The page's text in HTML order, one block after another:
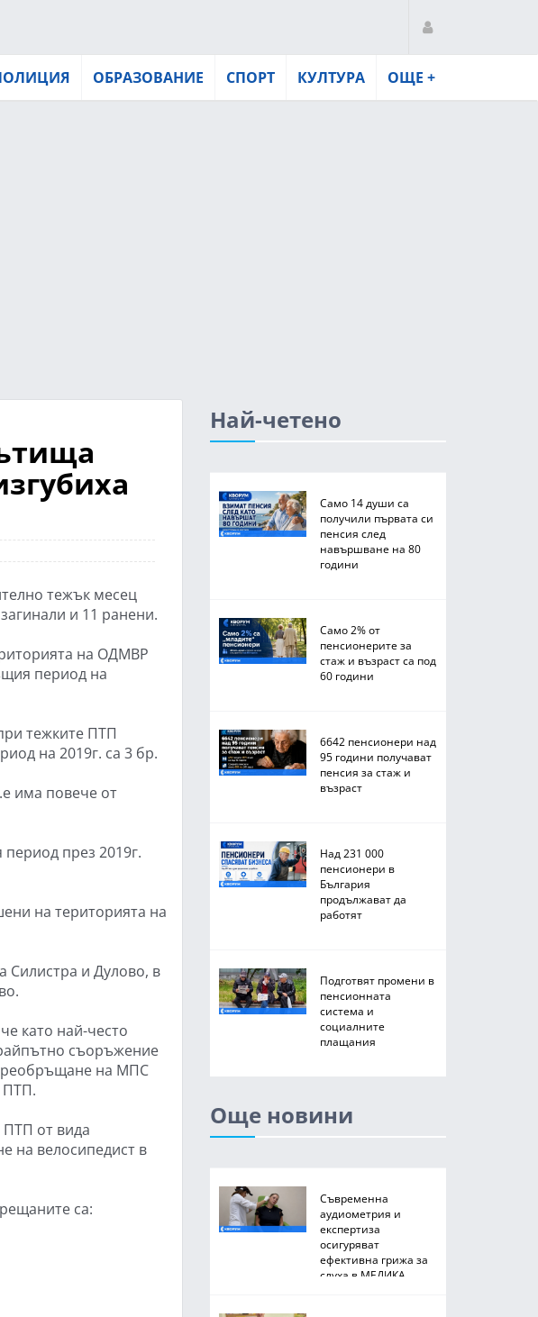
ОБРАЗОВАНИЕ СПОРТ КУЛТУРА ОЩЕ +
тежък месец
и 11 ранени.
на ОДМВР
период на
тежките ПТП
на 2019г. са 3 бр.
има повече от
през 2019г.
на територията на
Силистра и Дулово, в
като най-често
съоръжение
преобръщане на МПС
ПТП.
ПТП от вида
на велосипедист в
са:
Най-четено
Само 14 души са
получили първата си
пенсия след
навършване на 80
години
Само 2% от
пенсионерите за
стаж и възраст са под
60 години
6642 пенсионери над
95 години получават
пенсия за стаж и
възраст
Над 231 000
пенсионери в
България
продължават да
работят
Подготвят промени в
пенсионната
система и
социалните
плащания
Още новини
Съвременна
аудиометрия и
експертиза
осигуряват
ефективна грижа за
слуха в МЕДИКА